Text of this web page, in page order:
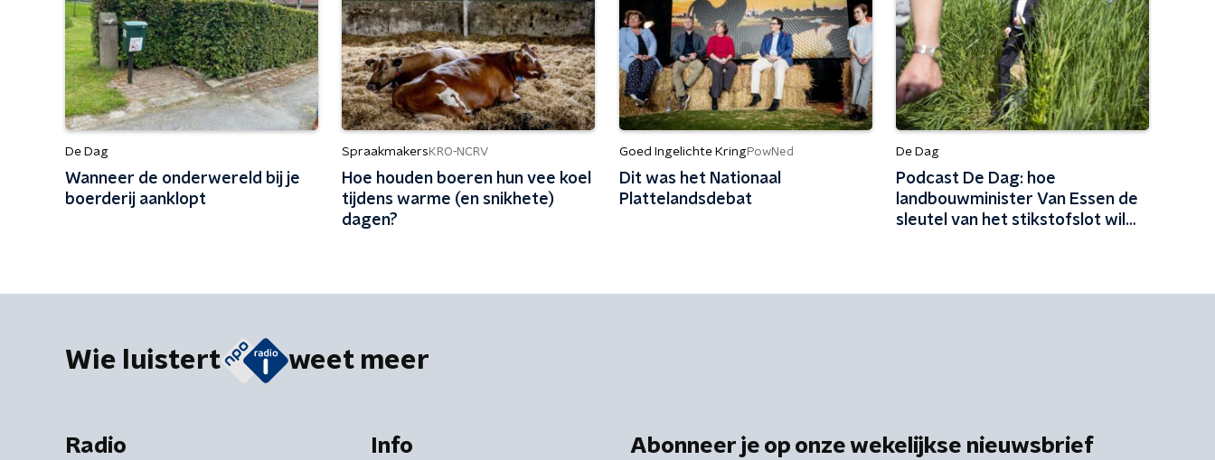
De Dag
Wanneer de onderwereld bij je
boerderij aanklopt
Spraakmakers KRO-NCRV
Hoe houden boeren hun vee koel
tijdens warme (en snikhete)
dagen?
Goed Ingelichte KringPowNed
Dit was het Nationaal
Plattelandsdebat
De Dag
Podcast De Dag: hoe
landbouwminister Van Essen de
sleutel van het stikstofslot wil
Wie luistert weet meer
Radio Info Abonneer je op onze wekelijkse nieuwsbrief